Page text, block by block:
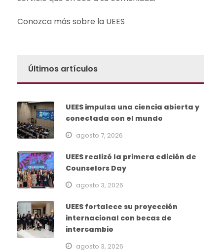
Conozca más sobre la UEES
Últimos artículos
UEES impulsa una ciencia abierta y
conectada con el mundo
agosto 7, 2026
UEES realizó la primera edición de
Counselors Day
agosto 3, 2026
UEES fortalece su proyección
internacional con becas de
intercambio
agosto 3, 2026